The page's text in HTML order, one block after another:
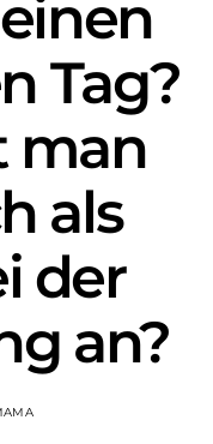
Tag?
man
als
der
an?